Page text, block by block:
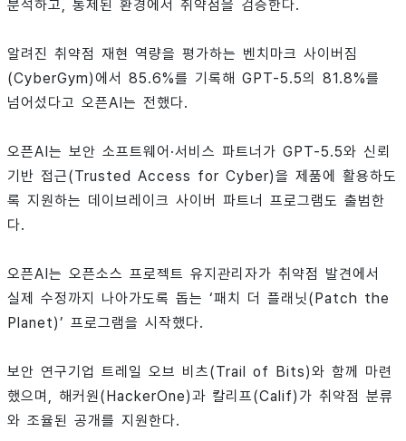
분석하고, 통제된 환경에서 취약점을 검증한다.
알려진 취약점 재현 역량을 평가하는 벤치마크 사이버짐
(CyberGym)에서 85.6%를 기록해 GPT-5.5의 81.8%를
넘어섰다고 오픈AI는 전했다.
오픈AI는 보안 소프트웨어·서비스 파트너가 GPT-5.5와 신뢰
기반 접근(Trusted Access for Cyber)을 제품에 활용하도
록 지원하는 데이브레이크 사이버 파트너 프로그램도 출범한
다.
오픈AI는 오픈소스 프로젝트 유지관리자가 취약점 발견에서
실제 수정까지 나아가도록 돕는 ‘패치 더 플래닛(Patch the
Planet)’ 프로그램을 시작했다.
보안 연구기업 트레일 오브 비츠(Trail of Bits)와 함께 마련
했으며, 해커원(HackerOne)과 칼리프(Calif)가 취약점 분류
와 조율된 공개를 지원한다.